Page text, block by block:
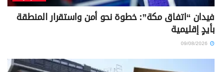
فيدان “اتفاق مكة”: خطوة نحو أمن واستقرار المنطقة
بأيدٍ إقليمية